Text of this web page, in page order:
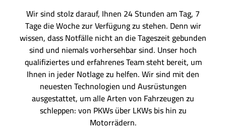
Wir sind stolz darauf, Ihnen 24 Stunden am Tag, 7
Tage die Woche zur Verfügung zu stehen. Denn wir
wissen, dass Notfälle nicht an die Tageszeit gebunden
sind und niemals vorhersehbar sind. Unser hoch
qualifiziertes und erfahrenes Team steht bereit, um
Ihnen in jeder Notlage zu helfen. Wir sind mit den
neuesten Technologien und Ausrüstungen
ausgestattet, um alle Arten von Fahrzeugen zu
schleppen: von PKWs über LKWs bis hin zu
Motorrädern.